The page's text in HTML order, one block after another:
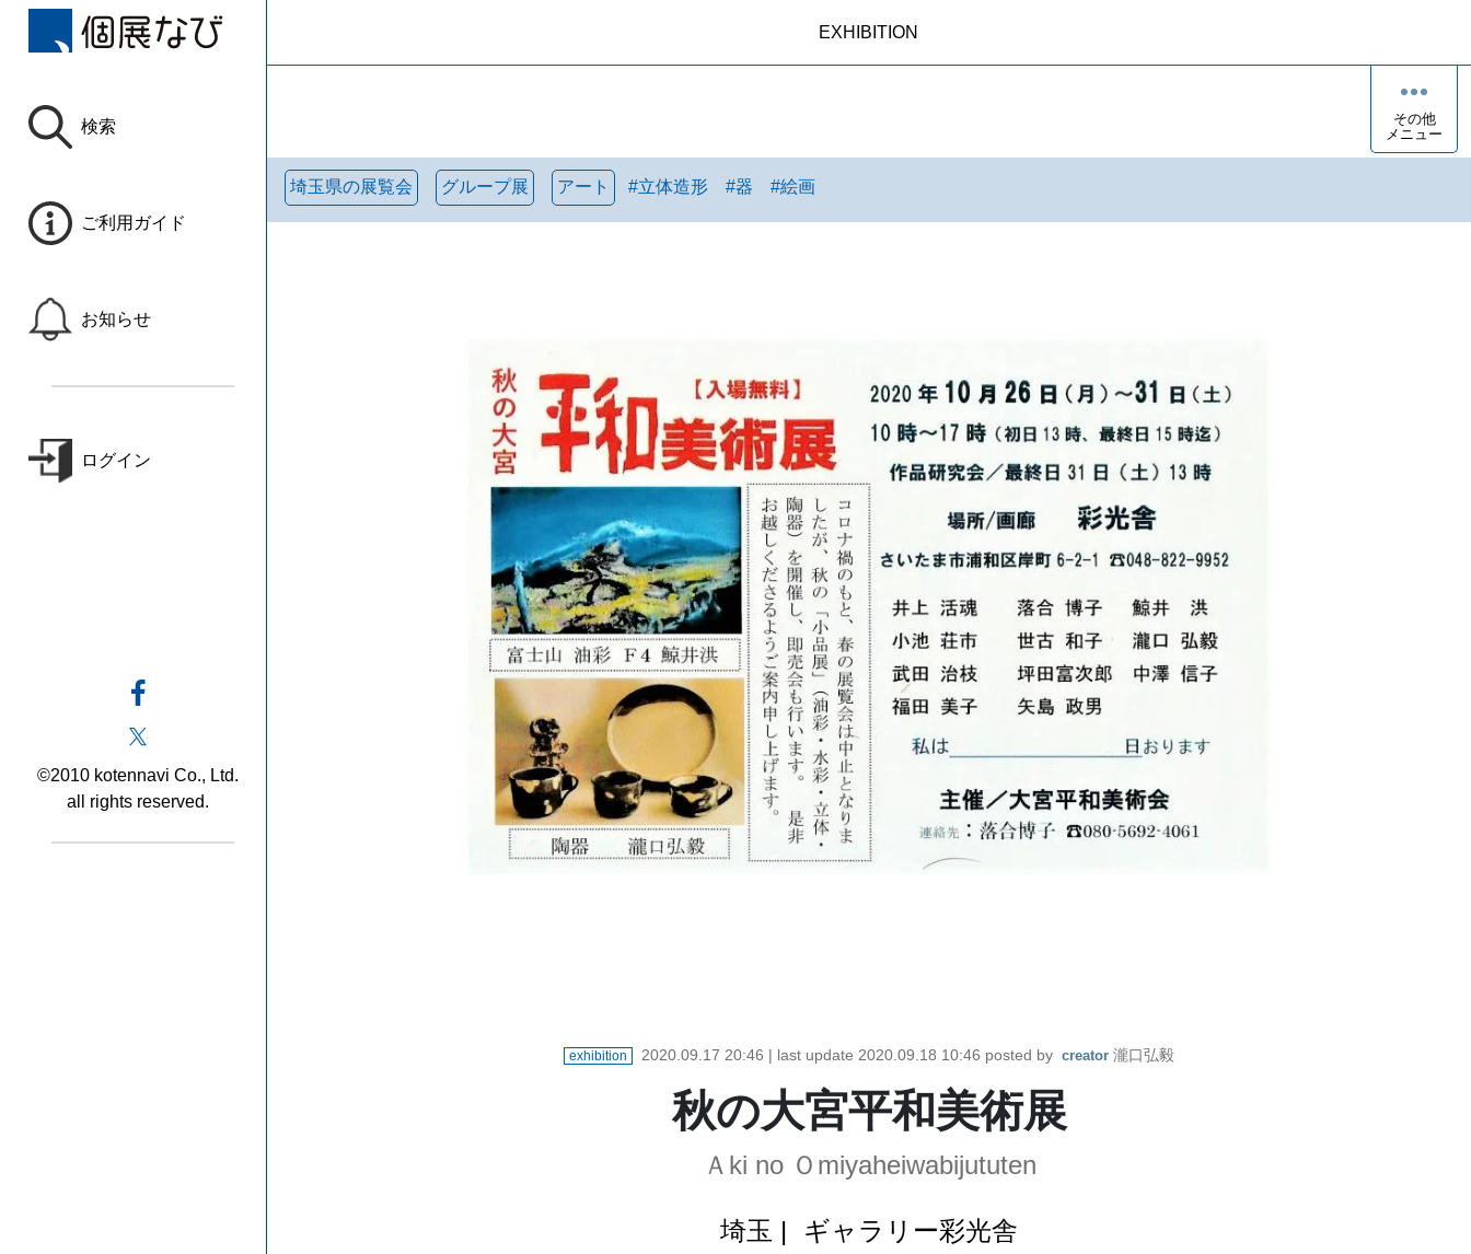
検索
ご利用ガイド
お知らせ
ログイン
©2010 kotennavi Co., Ltd.
all rights reserved.
EXHIBITION
その他
メニュー
埼玉県の展覧会 グループ展 アート #立体造形 #器 #絵画
exhibition 2020.09.17 20:46 | last update 2020.09.18 10:46 posted by creator 瀧口弘毅
秋の大宮平和美術展
Ａki no Ｏmiyaheiwabijututen
埼玉 | ギャラリー彩光舎